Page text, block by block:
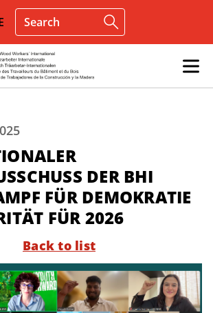
DER BHI
FÜR DEMOKRATIE
FÜR 2026
Back to list